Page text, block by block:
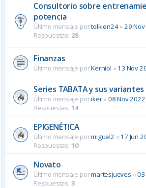
Consultorio sobre
potencia
Último mensaje portolkien24« 29
Respuestas: 28
Finanzas
Último mensaje porKerniol « 13 Nov
Series TABATA y sus variantes
Último mensaje poriker« 08 Nov 2022
Respuestas: 14
EPIGENÉTICA
Último mensaje pormiguel2 « 17 Jun
Respuestas: 10
Novato
Último mensaje pormartesjueves «03
Respuestas: 3